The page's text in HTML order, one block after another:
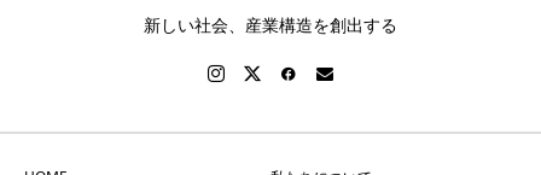
新しい社会、産業構造を創出する